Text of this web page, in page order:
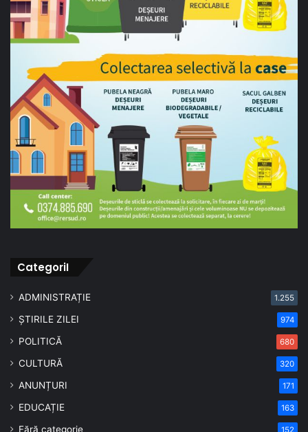
CategoriI
ADMINISTRAȚIE 1.255
ȘTIRILE ZILEI 974
POLITICĂ 680
CULTURĂ 320
ANUNȚURI 171
EDUCAȚIE 163
Fără categorie 152